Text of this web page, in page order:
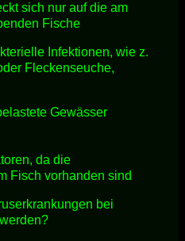
sich nur auf die am
Fische
Infektionen, wie z.
Fleckenseuche,
Gewässer
da die
Fisch vorhanden sind
bei